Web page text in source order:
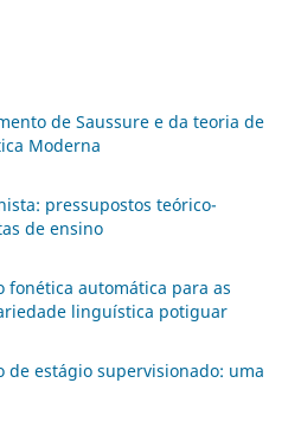
de Saussure e da teoria de
Moderna
pressupostos teórico-
de ensino
fonética automática para as
linguística potiguar
estágio supervisionado: uma